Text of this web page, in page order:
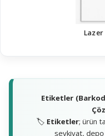
Etiketler
🏷️ Etiketler; ürün
sevkiyat,